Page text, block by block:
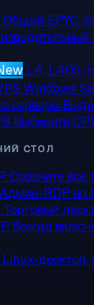
Общий EPYC,
L4, L40S,
Windows
серверы
Выберите
СТОЛ
Сравните все
Админ-RDP
Торговый
Всегда
Linux-десктоп,